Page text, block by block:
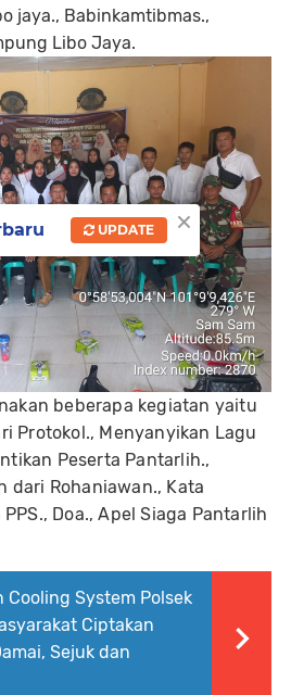
jaya., Babinkamtibmas.,
Libo Jaya.
beberapa kegiatan yaitu
Protokol., Menyanyikan Lagu
Peserta Pantarlih.,
dari Rohaniawan., Kata
Doa., Apel Siaga Pantarlih
Cooling System Polsek
Ciptakan
Sejuk dan
×
UPDATE